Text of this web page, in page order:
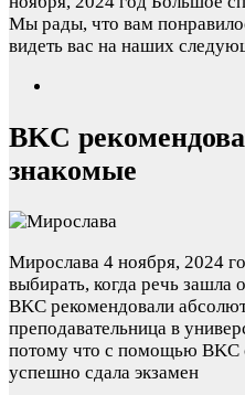
Мы рады, что вам
видеть вас на наших
BKC
знакомые
Мирослава 4 ноября, 2024
выбирать, когда речь
BKC рекомендовали
преподавательница в
потому что с помощью BKC
успешно сдала экзамен